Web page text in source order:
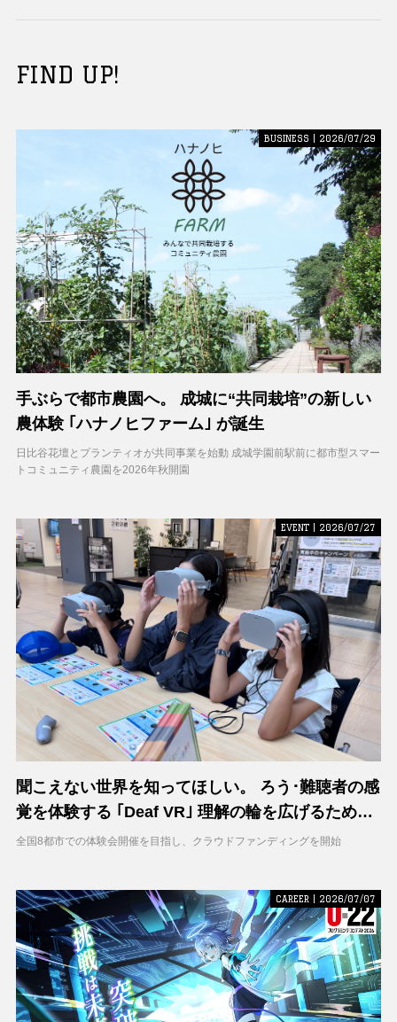
FIND UP!
BUSINESS | 2026/07/29
手ぶらで都市農園へ。 成城に“共同栽培”の新しい
農体験 ｢ハナノヒファーム｣ が誕生
日比谷花壇とプランティオが共同事業を始動 成城学園前駅前に都市型スマー
トコミュニティ農園を2026年秋開園
EVENT | 2026/07/27
聞こえない世界を知ってほしい。 ろう･難聴者の感
覚を体験する ｢Deaf VR｣ 理解の輪を広げるため支
援募集を開始
全国8都市での体験会開催を目指し、クラウドファンディングを開始
CAREER | 2026/07/07